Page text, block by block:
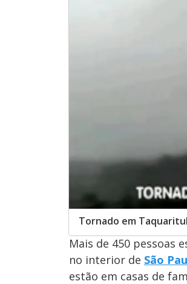
Tornado em
Mais de 450 pessoas
no interior de São
estão em casas de